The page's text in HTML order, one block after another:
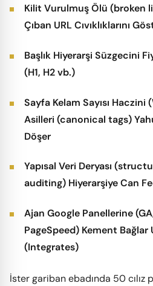
Kilit Vurulmuş Ölü (broken
Çıban URL Cıvıklıklarını
Başlık Hiyerarşi Süzgecini
(H1, H2 vb.)
Sayfa Kelam Sayısı
Asilleri (canonical tags)
Döşer
Yapısal Veri Deryası
auditing) Hiyerarşiye Can
Ajan Google Panellerine
PageSpeed) Kement Bağlar
(Integrates)
İster gariban ebadında 50 cılız